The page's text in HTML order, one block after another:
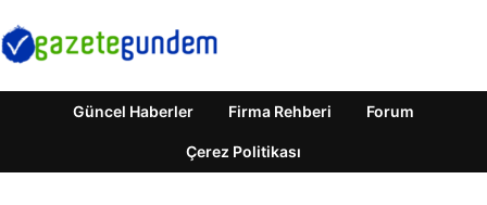
Güncel Haberler Firma Rehberi Forum
Çerez Politikası